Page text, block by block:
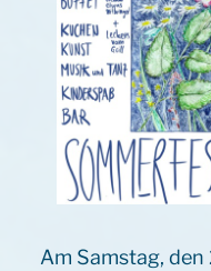
Am Samstag,